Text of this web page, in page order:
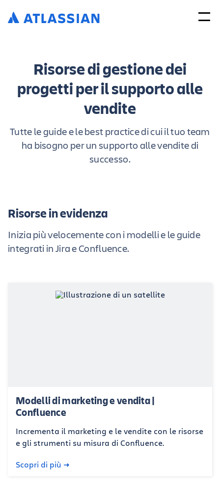
Risorse di gestione dei
progetti per il supporto alle
vendite
Tutte le guide e le best practice di cui il tuo team
ha bisogno per un supporto alle vendite di
successo.
Risorse in evidenza
Inizia più velocemente con i modelli e le guide
integrati in Jira e Confluence.
Modelli di marketing e vendita |
Confluence
Incrementa il marketing e le vendite con le risorse
e gli strumenti su misura di Confluence.
Scopri di più